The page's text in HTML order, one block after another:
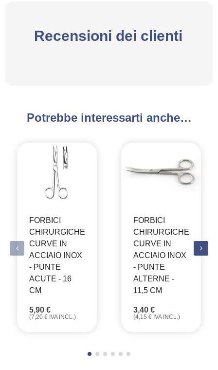
Recensioni dei clienti
Potrebbe interessarti anche…
FORBICI
CHIRURGICHE
CURVE IN
ACCIAIO INOX
- PUNTE
ACUTE - 16
CM
5,90 €
(7,20 € IVA INCL.)
FORBICI
CHIRURGICHE
CURVE IN
ACCIAIO INOX
- PUNTE
ALTERNE -
11,5 CM
3,40 €
(4,15 € IVA INCL.)